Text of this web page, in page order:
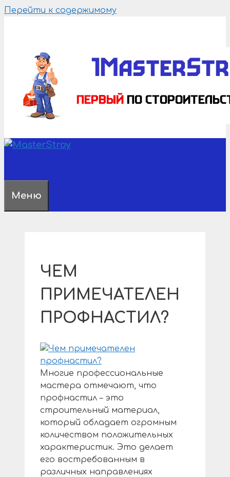
Перейти к содержимому
Меню
ЧЕМ
ПРИМЕЧАТЕЛЕН
ПРОФНАСТИЛ?
Многие профессиональные
мастера отмечают, что
профнастил – это
строительный материал,
который обладает огромным
количеством положительных
характеристик. Это делает
его востребованным в
различных направлениях